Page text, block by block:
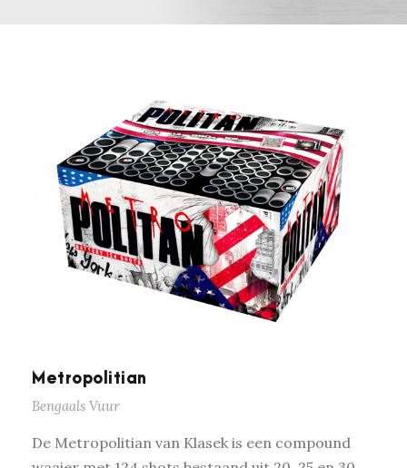
Metropolitian
Bengaals Vuur
De Metropolitian van Klasek is een compound